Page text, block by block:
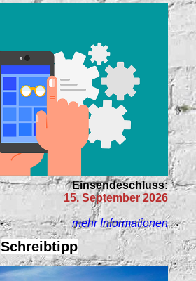
Einsendeschluss:
15. September 2026
mehr Informationen
Schreibtipp